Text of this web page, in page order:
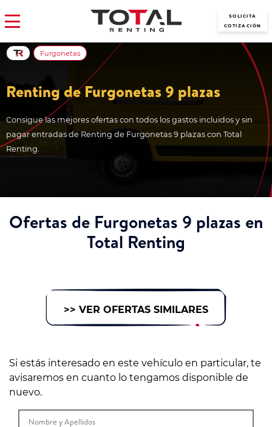
SOLICITA
COTIZACIÓN
Renting de Furgonetas 9 plazas
Consigue las mejores ofertas con todos los gastos incluidos y sin
pagar entradas de Renting de Furgonetas 9 plazas con Total
Renting.
Furgonetas
Ofertas de Furgonetas 9 plazas en
Total Renting
>> VER OFERTAS SIMILARES
Si estás interesado en este vehículo en particular, te
avisaremos en cuanto lo tengamos disponible de
nuevo.